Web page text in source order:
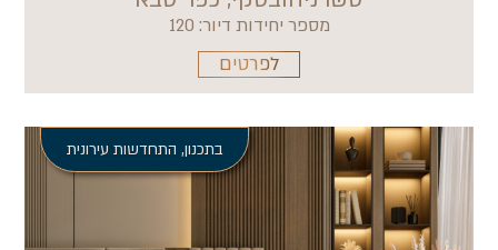
מספר יחידות דיור: 120
לפרטים
בתכנון, התחדשות עירונית